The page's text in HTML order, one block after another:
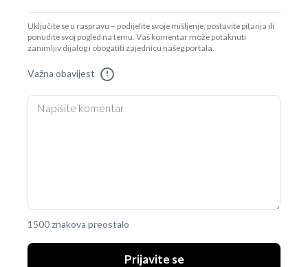
Uključite se u raspravu – podijelite svoje mišljenje, postavite pitanja ili
ponudite svoj pogled na temu. Vaš komentar može potaknuti
zanimljiv dijalog i obogatiti zajednicu našeg portala.
Važna obavijest !
1500 znakova preostalo
Prijavite se